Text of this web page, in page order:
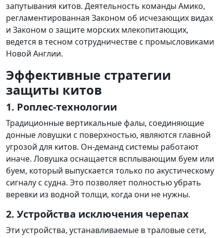
запутывания китов. Деятельность команды Амико,
регламентированная Законом об исчезающих видах
и Законом о защите морских млекопитающих,
ведется в тесном сотрудничестве с промысловиками
Новой Англии.
Эффективные стратегии
защиты китов
1. Роплес-технологии
Традиционные вертикальные фалы, соединяющие
донные ловушки с поверхностью, являются главной
угрозой для китов. Он-деманд системы работают
иначе. Ловушка оснащается всплывающим буем или
буем, который выпускается только по акустическому
сигналу с судна. Это позволяет полностью убрать
веревки из водной толщи, когда они не нужны.
2. Устройства исключения черепах
Эти устройства, устанавливаемые в траловые сети,